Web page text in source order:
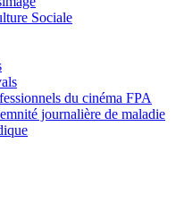
Sociale
du cinéma FPA
journalière de maladie